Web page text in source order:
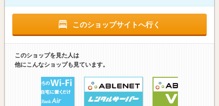
このショップサイトへ行く
このショップを見た人は
他にこんなショップも見ています。